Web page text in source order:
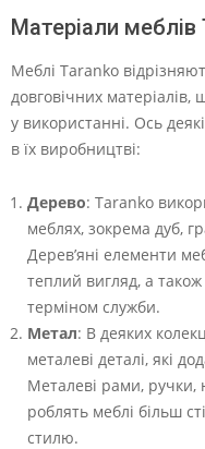
Матеріали меблів
Меблі Taranko
довговічних
у використанні. Ось
в їх виробництві:
Дерево: Taranko
меблях, зокрема дуб,
Дерев’яні елементи
теплий вигляд, а
терміном служби.
Метал: В деяких
металеві деталі, які
Металеві рами, ручки,
роблять меблі більш
стилю.